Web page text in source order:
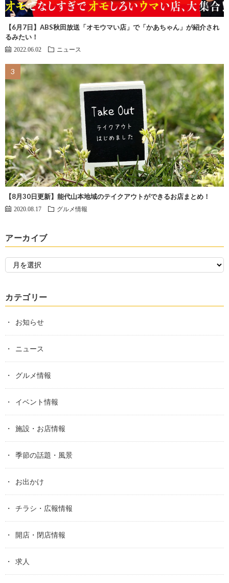
【6月7日】ABS秋田放送「オモウマい店」で「かあちゃん」が紹介され
るみたい！
2022.06.02 ニュース
【8月30日更新】能代山本地域のテイクアウトができるお店まとめ！
2020.08.17 グルメ情報
アーカイブ
カテゴリー
お知らせ
ニュース
グルメ情報
イベント情報
施設・お店情報
季節の話題・風景
お出かけ
チラシ・広報情報
開店・閉店情報
求人